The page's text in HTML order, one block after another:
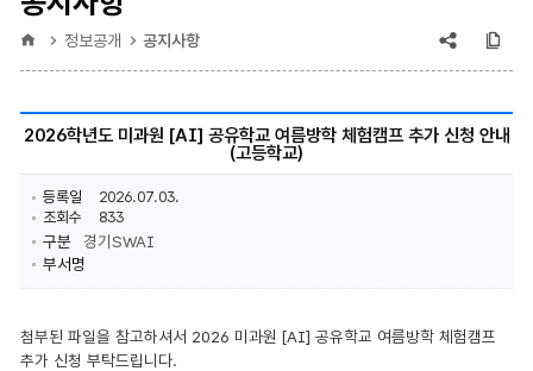
정보공개 공지사항
공유
:
2026학년도 미과원 [AI] 공유학교 여름방학 체험캠프 추가 신청 안내
(고등학교)
등록일
2026.07.03.
조회수
833
구분
경기SWAI
부서명
첨부된 파일을 참고하셔서 2026 미과원 [AI] 공유학교 여름방학 체험캠프
추가 신청 부탁드립니다.